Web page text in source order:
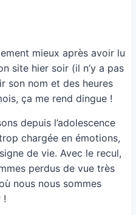
mieux après avoir lu
site hier soir (il n’y a pas
son nom et des heures
ça me rend dingue !
depuis l’adolescence
chargée en émotions,
de vie. Avec le recul,
perdus de vue très
nous nous sommes
!